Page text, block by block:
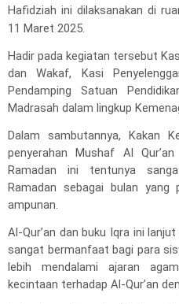
Hafidziah ini dilaksanakan di
11 Maret 2025.
Hadir pada kegiatan tersebut
dan Wakaf, Kasi
Pendamping Satuan
Madrasah dalam lingkup
Dalam sambutannya, Kakan
penyerahan Mushaf Al
Ramadan ini tentunya
Ramadan sebagai bulan yang
ampunan.
Al-Qur’an dan buku Iqra ini
sangat bermanfaat bagi para
lebih mendalami ajaran
kecintaan terhadap Al-Qur’an